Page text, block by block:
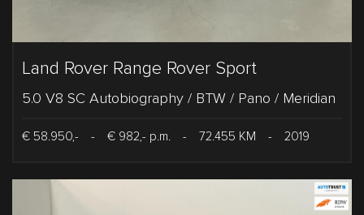
Land Rover Range Rover Sport
5.0 V8 SC Autobiography / BTW / Pano / Meridian
€ 58.950,- - € 982,- p.m. - 72.455 KM - 2019